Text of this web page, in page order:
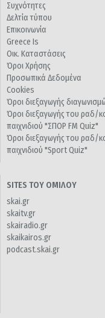
Συχνότητες
Δελτία τύπου
Επικοινωνία
Greece Is
Οικ. Καταστάσεις
Όροι Χρήσης
Προσωπικά Δεδομένα
Cookies
Όροι διεξαγωγής
Όροι διεξαγωγής του ραδ/
παιχνιδιού "ΣΠΟΡ FM Quiz"
Όροι διεξαγωγής του ραδ/
παιχνιδιού "Sport Quiz"
SITES ΤΟΥ ΟΜΙΛΟΥ
skai.gr
skaitv.gr
skairadio.gr
skaikairos.gr
podcast.skai.gr